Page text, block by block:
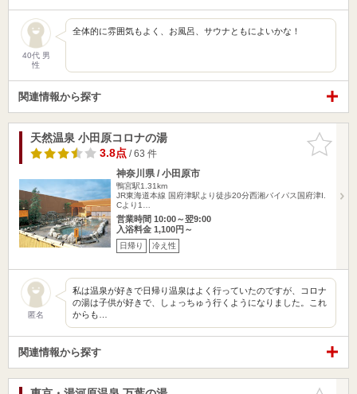
40代 男
性
全体的に雰囲気もよく、お風呂、サウナともによいかな！
関連情報から探す
お気に入
りに追加
天然温泉 小田原コロナの湯
3.8点/ 63 件
神奈川県 / 小田原市
鴨宮駅1.31km
JR東海道本線 国府津駅より徒歩20分西湘バイパス国府津I.
Cより1…
営業時間 10:00～翌9:00
入浴料金 1,100円～
日帰り 冷え性
匿名
私は温泉が好きで日帰り温泉はよく行っていたのですが、コロナ
の湯は子供が好きで、しょっちゅう行くようになりました。これ
からも…
関連情報から探す